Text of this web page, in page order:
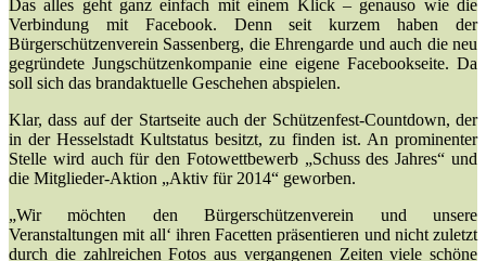
Das alles geht ganz einfach mit einem Klick – genauso wie die
Verbindung mit Facebook. Denn seit kurzem haben der
Bürgerschützenverein Sassenberg, die Ehrengarde und auch die neu
gegründete Jungschützenkompanie eine eigene Facebookseite. Da
soll sich das brandaktuelle Geschehen abspielen.
Klar, dass auf der Startseite auch der Schützenfest-Countdown, der
in der Hesselstadt Kultstatus besitzt, zu finden ist. An prominenter
Stelle wird auch für den Fotowettbewerb „Schuss des Jahres“ und
die Mitglieder-Aktion „Aktiv für 2014“ geworben.
„Wir möchten den Bürgerschützenverein und unsere
Veranstaltungen mit all‘ ihren Facetten präsentieren und nicht zuletzt
durch die zahlreichen Fotos aus vergangenen Zeiten viele schöne